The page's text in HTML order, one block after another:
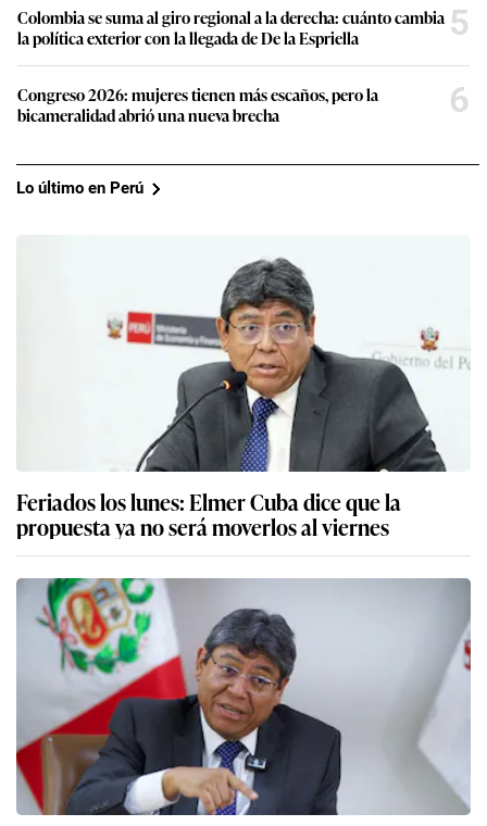
Colombia se suma al giro regional a la derecha: cuánto cambia
la política exterior con la llegada de De la Espriella
5
Congreso 2026: mujeres tienen más escaños, pero la
bicameralidad abrió una nueva brecha
6
Lo último en Perú
Feriados los lunes: Elmer Cuba dice que la
propuesta ya no será moverlos al viernes